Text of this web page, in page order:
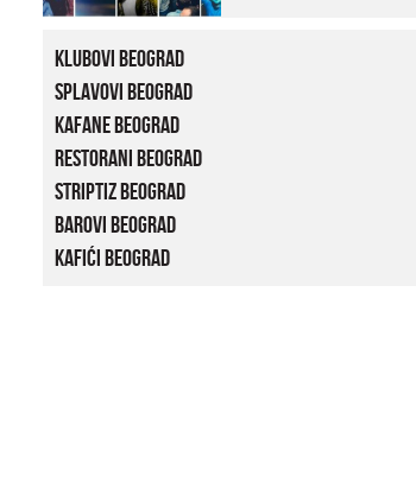
Klubovi Beograd
Splavovi Beograd
Kafane Beograd
Restorani Beograd
Striptiz Beograd
Barovi Beograd
Kafići Beograd